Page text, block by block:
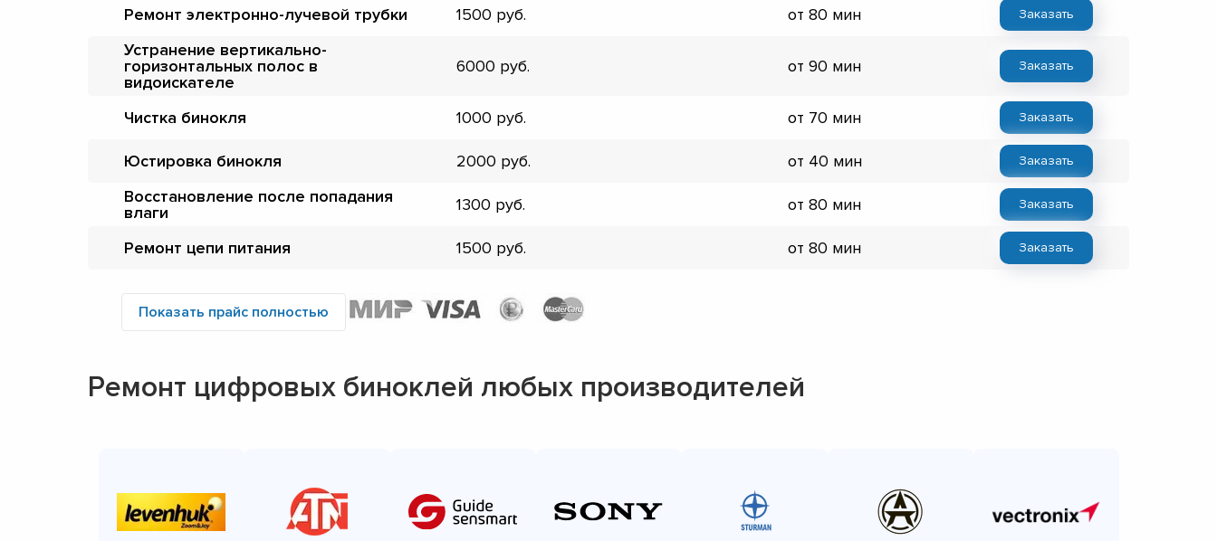
Ремонт электронно-лучевой трубки 1500 от 80 мин Заказать
Устранение вертикально-
горизонтальных полос в
видоискателе
6000 от 90 мин Заказать
Чистка бинокля 1000 от 70 мин Заказать
Юстировка бинокля 2000 от 40 мин Заказать
Восстановление после попадания
влаги
1300 от 80 мин Заказать
Ремонт цепи питания 1500 от 80 мин Заказать
Показать прайс полностью
Ремонт цифровых биноклей любых производителей
▼